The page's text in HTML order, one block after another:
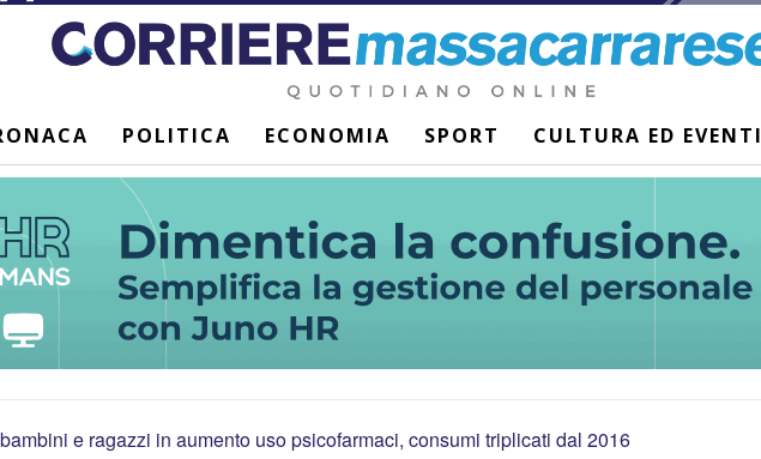
POLITICA ECONOMIA SPORT CULTURA ED EVENTI
e ragazzi in aumento uso psicofarmaci, consumi triplicati dal 2016